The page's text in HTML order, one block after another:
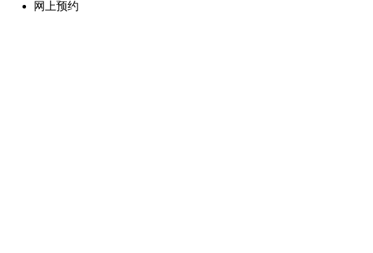
网上预约